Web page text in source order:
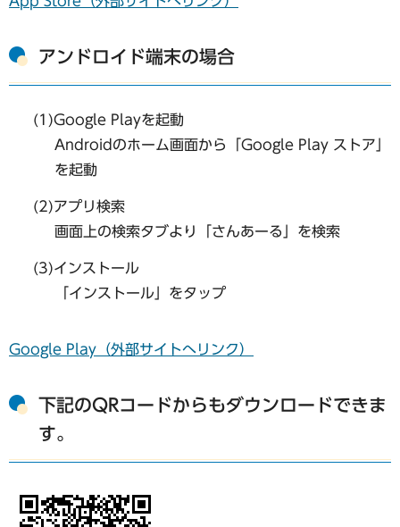
アンドロイド端末の場合
(1)Google Playを起動
Androidのホーム画面から「Google Play ストア」
を起動
(2)アプリ検索
画面上の検索タブより「さんあーる」を検索
(3)インストール
「インストール」をタップ
Google Play（外部サイトへリンク）
下記のQRコードからもダウンロードできま
す。